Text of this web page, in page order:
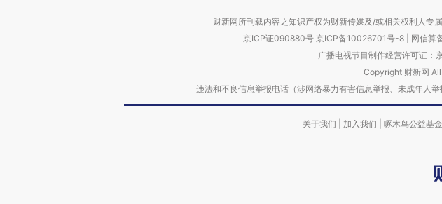
财新网所刊载内容之知识产权为财新传媒及/或相关权利人专
京ICP证090880号 京ICP备10026701号-8 网信算
广播电视节目制作经营许可证：
Copyright 财新网
违法和不良信息举报电话（涉网络暴力有害信息举报、未成年
关于我们 加入我们 啄木鸟公益基